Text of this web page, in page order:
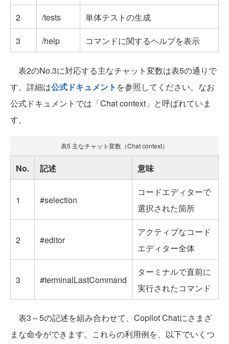
2
/tests
単体テストの生成
3
/help コマンドに関するヘルプを表示
表2のNo.3に対応する主なチャット変数は表5の通りで
す。詳細は公式ドキュメント を参照してください。なお
公式ドキュメントでは「Chat context」と呼ばれていま
す。
表5 主なチャット変数（Chat context）
No. 記述 意味
1 #selection
コードエディターで
選択された箇所
2 #editor
アクティブなコード
エディター全体
3 #terminalLastCommand
ターミナルで直前に
実行されたコマンド
表3～5の記述を組み合わせて、Copilot Chatにさまざ
まな命令ができます。これらの利用例を、以下でいくつ